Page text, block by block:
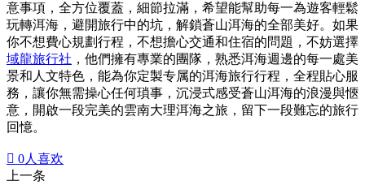
意事項，全方位覆蓋，細節拉滿，希望能幫助每一為遊客輕鬆
玩轉洱海，避開旅行中的坑，解鎖蒼山洱海的全部美好。如果
你不想費心規劃行程，不想擔心交通和住宿的問題，不妨選擇
域龍旅行社 ，他們擁有專業的團隊，熟悉洱海週邊的每一處美
景和人文特色，能為你定製专属的洱海旅行行程，全程貼心服
務，讓你無需操心任何瑣事，沉浸式感受蒼山洱海的浪漫與愜
意，開啟一段完美的雲南大理洱海之旅，留下一段難忘的旅行
回憶。
 0人喜欢
上一条